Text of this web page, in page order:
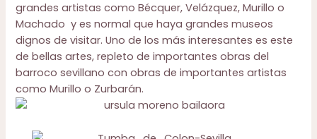
grandes artistas como Bécquer, Velázquez, Murillo o
Machado y es normal que haya grandes museos
dignos de visitar. Uno de los más interesantes es este
de bellas artes, repleto de importantes obras del
barroco sevillano con obras de importantes artistas
como Murillo o Zurbarán.